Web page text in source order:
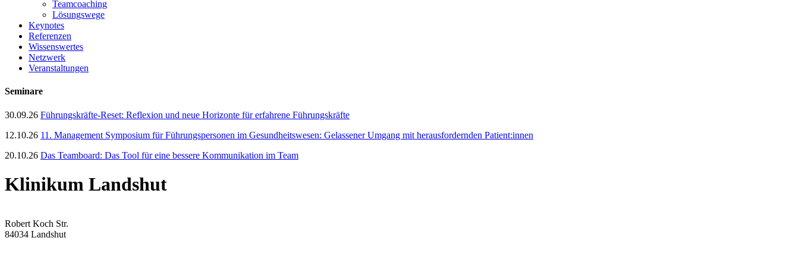
Teamcoaching
Lösungswege
Keynotes
Referenzen
Wissenswertes
Netzwerk
Veranstaltungen
Seminare
30.09.26 Führungskräfte-Reset: Reflexion und neue Horizonte für erfahrene Führungskräfte
12.10.26 11. Management Symposium für Führungspersonen im Gesundheitswesen: Gelassener Umgang mit herausfordernden Patient:innen
20.10.26 Das Teamboard: Das Tool für eine bessere Kommunikation im Team
Klinikum Landshut
Robert Koch Str.
84034 Landshut